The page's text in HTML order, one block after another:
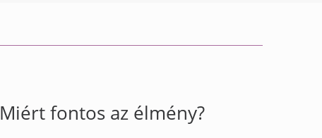
Miért fontos az élmény?